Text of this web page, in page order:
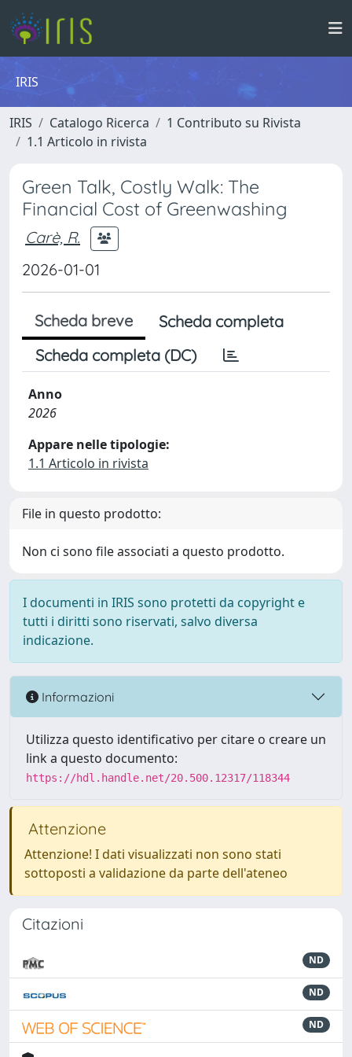
IRIS
IRIS Catalogo Ricerca
1 Contributo su Rivista
1.1 Articolo in rivista
Green Talk, Costly Walk: The
Financial Cost of Greenwashing
Carè, R.
2026-01-01
Scheda breve
Scheda completa
Scheda completa (DC)
Anno
2026
Appare nelle tipologie:
1.1 Articolo in rivista
File in questo prodotto:
Non ci sono file associati a questo prodotto.
I documenti in IRIS sono protetti da copyright e
tutti i diritti sono riservati, salvo diversa
indicazione.
Informazioni
Utilizza questo identificativo per citare o creare un
link a questo documento:
https://hdl.handle.net/20.500.12317/118344
Attenzione
Attenzione! I dati visualizzati non sono stati
sottoposti a validazione da parte dell'ateneo
Citazioni
ND
ND
ND